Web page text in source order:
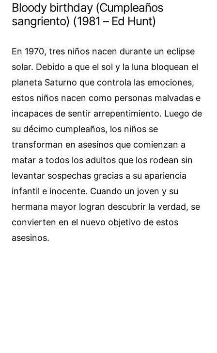
Bloody birthday (Cumpleaños
sangriento) (1981 – Ed Hunt)
En 1970, tres niños nacen durante un eclipse
solar. Debido a que el sol y la luna bloquean el
planeta Saturno que controla las emociones,
estos niños nacen como personas malvadas e
incapaces de sentir arrepentimiento. Luego de
su décimo cumpleaños, los niños se
transforman en asesinos que comienzan a
matar a todos los adultos que los rodean sin
levantar sospechas gracias a su apariencia
infantil e inocente. Cuando un joven y su
hermana mayor logran descubrir la verdad, se
convierten en el nuevo objetivo de estos
asesinos.